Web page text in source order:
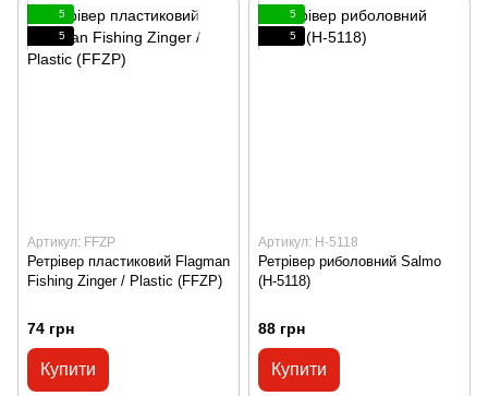
5
5
Артикул: FFZP
Ретрівер пластиковий Flagman
Fishing Zinger / Plastic (FFZP)
74 грн
Купити
5
5
Артикул: H-5118
Ретрівер риболовний Salmo
(H-5118)
88 грн
Купити